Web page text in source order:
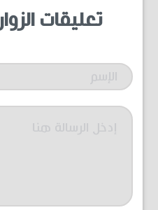
تعليقات الزوار